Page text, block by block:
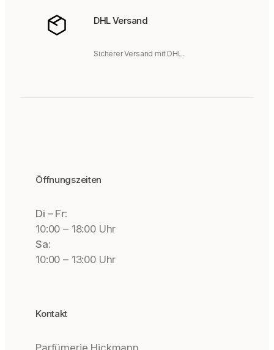
DHL Versand
Sicherer Versand mit DHL.
Öffnungszeiten
Di – Fr:
10:00 – 18:00 Uhr
Sa:
10:00 – 13:00 Uhr
Kontakt